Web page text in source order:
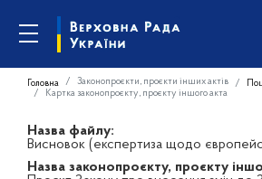
Головна Законопроєкти, проєкти інших актів
Картка законопроєкту, проєкту іншого акта
Назва файлу:
Висновок (експертиза щодо
Назва законопроєкту, проєкту